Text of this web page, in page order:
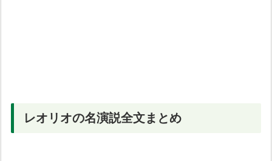
レオリオの名演説全文まとめ